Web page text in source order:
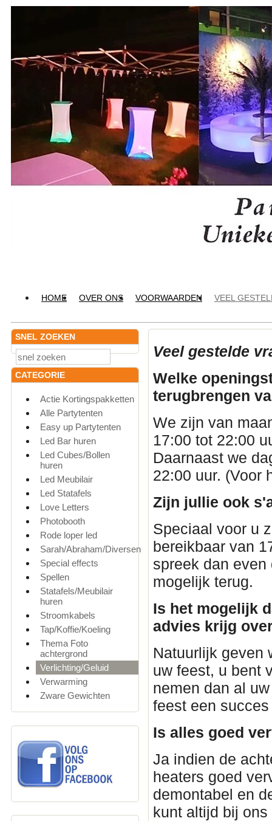
HOME OVER ONS VOORWAARDEN VEEL
SNEL ZOEKEN
CATEGORIE
Actie Kortingspakketten
Alle Partytenten
Easy up Partytenten
Led Bar huren
Led Cubes/Bollen
huren
Led Meubilair
Led Statafels
Love Letters
Photobooth
Rode loper led
Sarah/Abraham/Diversen
Special effects
Spellen
Statafels/Meubilair
huren
Stroomkabels
Tap/Koffie/Koeling
Thema Foto
achtergrond
Verlichting/Geluid
Verwarming
Zware Gewichten
Veel gestelde
Welke
terugbrengen
We zijn van
17:00 tot 22:00
Daarnaast we
22:00 uur. (Voor
Zijn jullie ook
Speciaal voor u
bereikbaar van
spreek dan
mogelijk terug.
Is het mogelijk
advies krijg
Natuurlijk geven
uw feest, u bent
nemen dan al
feest een
Is alles goed
Ja indien de
heaters goed
demontabel en
kunt altijd bij